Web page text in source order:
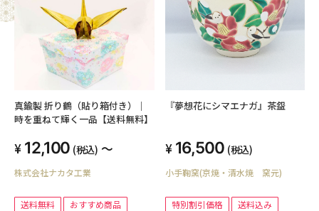
真鍮製 折り鶴（貼り箱付き）｜
時を重ねて輝く一品【送料無料】
12,100 (税込) ～
株式会社ナカタ工業
送料無料 おすすめ商品
『夢想花にシマエナガ』茶盌
16,500 (税込)
小手鞠窯(京焼・清水焼 窯元)
特別割引価格
送料込み